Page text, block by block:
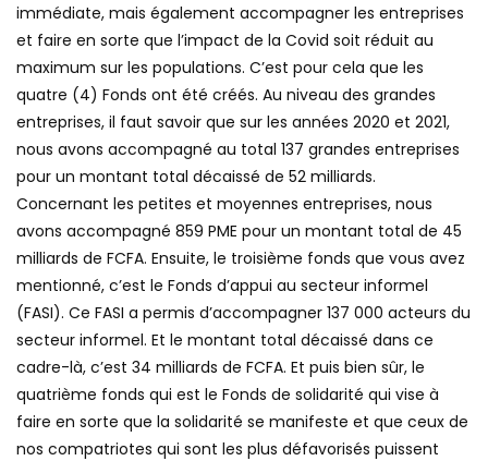
immédiate, mais également accompagner les entreprises
et faire en sorte que l’impact de la Covid soit réduit au
maximum sur les populations. C’est pour cela que les
quatre (4) Fonds ont été créés. Au niveau des grandes
entreprises, il faut savoir que sur les années 2020 et 2021,
nous avons accompagné au total 137 grandes entreprises
pour un montant total décaissé de 52 milliards.
Concernant les petites et moyennes entreprises, nous
avons accompagné 859 PME pour un montant total de 45
milliards de FCFA. Ensuite, le troisième fonds que vous avez
mentionné, c’est le Fonds d’appui au secteur informel
(FASI). Ce FASI a permis d’accompagner 137 000 acteurs du
secteur informel. Et le montant total décaissé dans ce
cadre-là, c’est 34 milliards de FCFA. Et puis bien sûr, le
quatrième fonds qui est le Fonds de solidarité qui vise à
faire en sorte que la solidarité se manifeste et que ceux de
nos compatriotes qui sont les plus défavorisés puissent